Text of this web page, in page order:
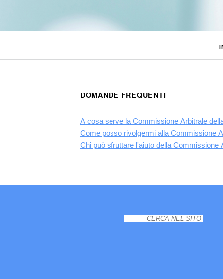
DOMANDE FREQUENTI
A cosa serve la Commissione Arbitrale
Come posso rivolgermi alla Commissione
Chi può sfruttare l'aiuto della Commissione